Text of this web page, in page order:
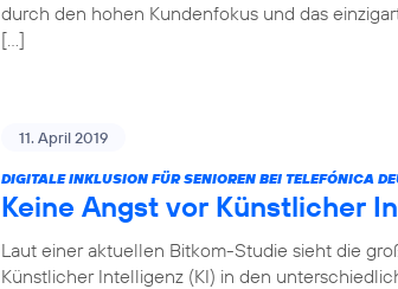
durch den hohen Kundenfokus und das
[…]
11. April 2019
DIGITALE INKLUSION FÜR SENIOREN BEI TELEFÓNICA
Keine Angst vor Künstlicher
Laut einer aktuellen Bitkom-Studie sieht die
Künstlicher Intelligenz (KI) in den